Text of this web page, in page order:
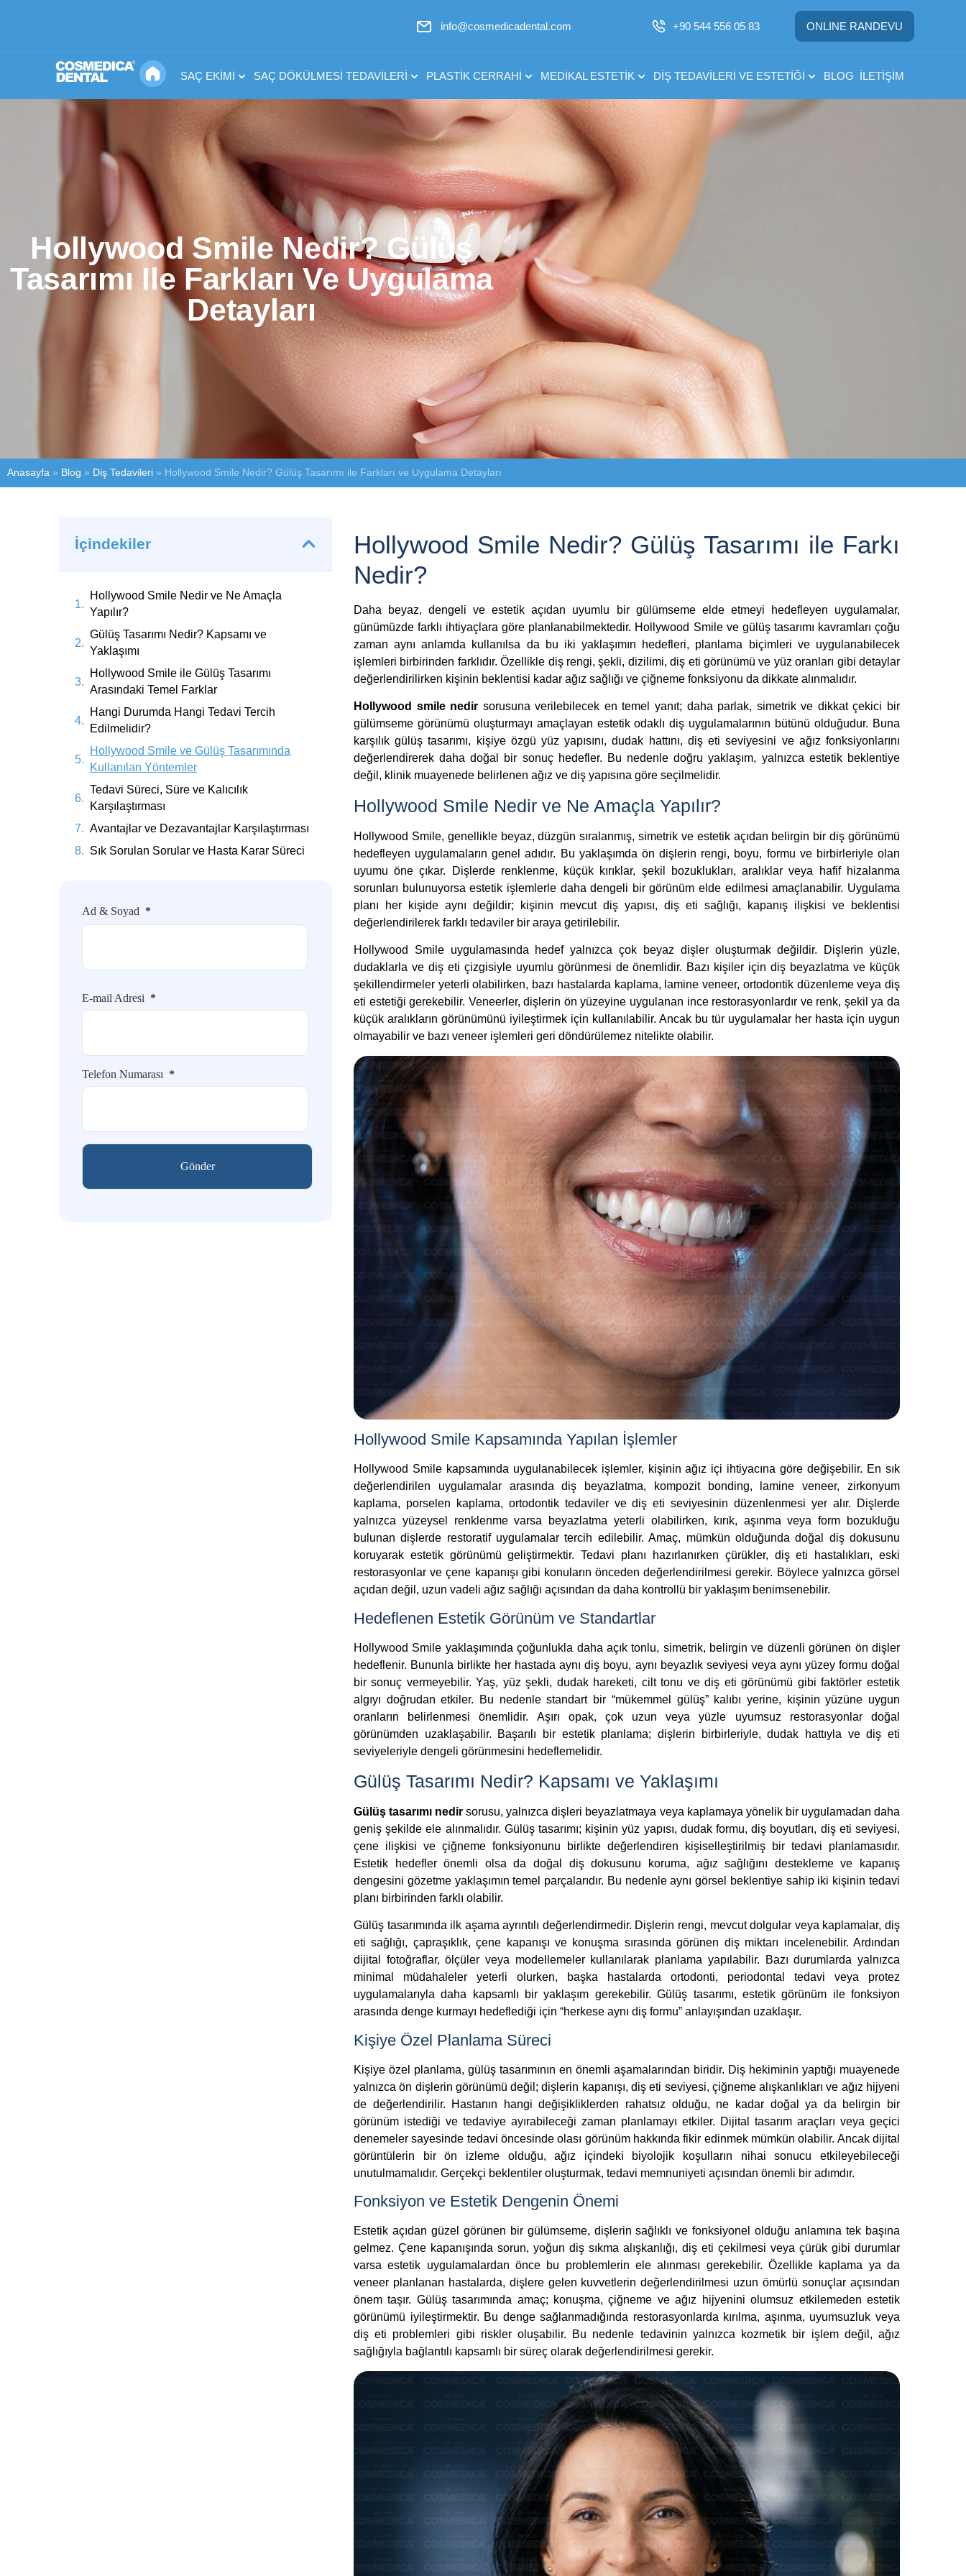
info@cosmedicadental.com +90 544 556 05 83 ONLINE RANDEVU
SAÇ EKIMI SAÇ DÖKÜLMESI TEDAVILERI PLASTIK CERRAHI MEDIKAL ESTETIK DIŞ TEDAVILERI VE ESTETIĞI BLOG İLETIŞIM
Hollywood Smile Nedir? Gülüş
Tasarımı Ile Farkları Ve Uygulama
Detayları
Anasayfa » Blog » Diş Tedavileri » Hollywood Smile Nedir? Gülüş Tasarımı ile Farkları ve Uygulama Detayları
İçindekiler
Hollywood Smile Nedir ve Ne Amaçla
Yapılır?
Gülüş Tasarımı Nedir? Kapsamı ve
Yaklaşımı
Hollywood Smile ile Gülüş Tasarımı
Arasındaki Temel Farklar
Hangi Durumda Hangi Tedavi Tercih
Edilmelidir?
Hollywood Smile ve Gülüş Tasarımında
Kullanılan Yöntemler
Tedavi Süreci, Süre ve Kalıcılık
Karşılaştırması
Avantajlar ve Dezavantajlar Karşılaştırması
Sık Sorulan Sorular ve Hasta Karar Süreci
Ad & Soyad *
E-mail Adresi *
Telefon Numarası *
Hollywood Smile Nedir? Gülüş Tasarımı ile Farkı
Nedir?
Daha beyaz, dengeli ve estetik açıdan uyumlu bir gülümseme elde etmeyi hedefleyen uygulamalar,
günümüzde farklı ihtiyaçlara göre planlanabilmektedir. Hollywood Smile ve gülüş tasarımı kavramları çoğu
zaman aynı anlamda kullanılsa da bu iki yaklaşımın hedefleri, planlama biçimleri ve uygulanabilecek
işlemleri birbirinden farklıdır. Özellikle diş rengi, şekli, dizilimi, diş eti görünümü ve yüz oranları gibi detaylar
değerlendirilirken kişinin beklentisi kadar ağız sağlığı ve çiğneme fonksiyonu da dikkate alınmalıdır.
Hollywood smile nedir sorusuna verilebilecek en temel yanıt; daha parlak, simetrik ve dikkat çekici bir
gülümseme görünümü oluşturmayı amaçlayan estetik odaklı diş uygulamalarının bütünü olduğudur. Buna
karşılık gülüş tasarımı, kişiye özgü yüz yapısını, dudak hattını, diş eti seviyesini ve ağız fonksiyonlarını
değerlendirerek daha doğal bir sonuç hedefler. Bu nedenle doğru yaklaşım, yalnızca estetik beklentiye
değil, klinik muayenede belirlenen ağız ve diş yapısına göre seçilmelidir.
Hollywood Smile Nedir ve Ne Amaçla Yapılır?
Hollywood Smile, genellikle beyaz, düzgün sıralanmış, simetrik ve estetik açıdan belirgin bir diş görünümü
hedefleyen uygulamaların genel adıdır. Bu yaklaşımda ön dişlerin rengi, boyu, formu ve birbirleriyle olan
uyumu öne çıkar. Dişlerde renklenme, küçük kırıklar, şekil bozuklukları, aralıklar veya hafif hizalanma
sorunları bulunuyorsa estetik işlemlerle daha dengeli bir görünüm elde edilmesi amaçlanabilir. Uygulama
planı her kişide aynı değildir; kişinin mevcut diş yapısı, diş eti sağlığı, kapanış ilişkisi ve beklentisi
değerlendirilerek farklı tedaviler bir araya getirilebilir.
Hollywood Smile uygulamasında hedef yalnızca çok beyaz dişler oluşturmak değildir. Dişlerin yüzle,
dudaklarla ve diş eti çizgisiyle uyumlu görünmesi de önemlidir. Bazı kişiler için diş beyazlatma ve küçük
şekillendirmeler yeterli olabilirken, bazı hastalarda kaplama, lamine veneer, ortodontik düzenleme veya diş
eti estetiği gerekebilir. Veneerler, dişlerin ön yüzeyine uygulanan ince restorasyonlardır ve renk, şekil ya da
küçük aralıkların görünümünü iyileştirmek için kullanılabilir. Ancak bu tür uygulamalar her hasta için uygun
olmayabilir ve bazı veneer işlemleri geri döndürülemez nitelikte olabilir.
Hollywood Smile Kapsamında Yapılan İşlemler
Hollywood Smile kapsamında uygulanabilecek işlemler, kişinin ağız içi ihtiyacına göre değişebilir. En sık
değerlendirilen uygulamalar arasında diş beyazlatma, kompozit bonding, lamine veneer, zirkonyum
kaplama, porselen kaplama, ortodontik tedaviler ve diş eti seviyesinin düzenlenmesi yer alır. Dişlerde
yalnızca yüzeysel renklenme varsa beyazlatma yeterli olabilirken, kırık, aşınma veya form bozukluğu
bulunan dişlerde restoratif uygulamalar tercih edilebilir. Amaç, mümkün olduğunda doğal diş dokusunu
koruyarak estetik görünümü geliştirmektir. Tedavi planı hazırlanırken çürükler, diş eti hastalıkları, eski
restorasyonlar ve çene kapanışı gibi konuların önceden değerlendirilmesi gerekir. Böylece yalnızca görsel
açıdan değil, uzun vadeli ağız sağlığı açısından da daha kontrollü bir yaklaşım benimsenebilir.
Hedeflenen Estetik Görünüm ve Standartlar
Hollywood Smile yaklaşımında çoğunlukla daha açık tonlu, simetrik, belirgin ve düzenli görünen ön dişler
hedeflenir. Bununla birlikte her hastada aynı diş boyu, aynı beyazlık seviyesi veya aynı yüzey formu doğal
bir sonuç vermeyebilir. Yaş, yüz şekli, dudak hareketi, cilt tonu ve diş eti görünümü gibi faktörler estetik
algıyı doğrudan etkiler. Bu nedenle standart bir “mükemmel gülüş” kalıbı yerine, kişinin yüzüne uygun
oranların belirlenmesi önemlidir. Aşırı opak, çok uzun veya yüzle uyumsuz restorasyonlar doğal
görünümden uzaklaşabilir. Başarılı bir estetik planlama; dişlerin birbirleriyle, dudak hattıyla ve diş eti
seviyeleriyle dengeli görünmesini hedeflemelidir.
Gülüş Tasarımı Nedir? Kapsamı ve Yaklaşımı
Gülüş tasarımı nedir sorusu, yalnızca dişleri beyazlatmaya veya kaplamaya yönelik bir uygulamadan daha
geniş şekilde ele alınmalıdır. Gülüş tasarımı; kişinin yüz yapısı, dudak formu, diş boyutları, diş eti seviyesi,
çene ilişkisi ve çiğneme fonksiyonunu birlikte değerlendiren kişiselleştirilmiş bir tedavi planlamasıdır.
Estetik hedefler önemli olsa da doğal diş dokusunu koruma, ağız sağlığını destekleme ve kapanış
dengesini gözetme yaklaşımın temel parçalarıdır. Bu nedenle aynı görsel beklentiye sahip iki kişinin tedavi
planı birbirinden farklı olabilir.
Gülüş tasarımında ilk aşama ayrıntılı değerlendirmedir. Dişlerin rengi, mevcut dolgular veya kaplamalar, diş
eti sağlığı, çapraşıklık, çene kapanışı ve konuşma sırasında görünen diş miktarı incelenebilir. Ardından
dijital fotoğraflar, ölçüler veya modellemeler kullanılarak planlama yapılabilir. Bazı durumlarda yalnızca
minimal müdahaleler yeterli olurken, başka hastalarda ortodonti, periodontal tedavi veya protez
uygulamalarıyla daha kapsamlı bir yaklaşım gerekebilir. Gülüş tasarımı, estetik görünüm ile fonksiyon
arasında denge kurmayı hedeflediği için “herkese aynı diş formu” anlayışından uzaklaşır.
Kişiye Özel Planlama Süreci
Kişiye özel planlama, gülüş tasarımının en önemli aşamalarından biridir. Diş hekiminin yaptığı muayenede
yalnızca ön dişlerin görünümü değil; dişlerin kapanışı, diş eti seviyesi, çiğneme alışkanlıkları ve ağız hijyeni
de değerlendirilir. Hastanın hangi değişikliklerden rahatsız olduğu, ne kadar doğal ya da belirgin bir
görünüm istediği ve tedaviye ayırabileceği zaman planlamayı etkiler. Dijital tasarım araçları veya geçici
denemeler sayesinde tedavi öncesinde olası görünüm hakkında fikir edinmek mümkün olabilir. Ancak dijital
görüntülerin bir ön izleme olduğu, ağız içindeki biyolojik koşulların nihai sonucu etkileyebileceği
unutulmamalıdır. Gerçekçi beklentiler oluşturmak, tedavi memnuniyeti açısından önemli bir adımdır.
Fonksiyon ve Estetik Dengenin Önemi
Estetik açıdan güzel görünen bir gülümseme, dişlerin sağlıklı ve fonksiyonel olduğu anlamına tek başına
gelmez. Çene kapanışında sorun, yoğun diş sıkma alışkanlığı, diş eti çekilmesi veya çürük gibi durumlar
varsa estetik uygulamalardan önce bu problemlerin ele alınması gerekebilir. Özellikle kaplama ya da
veneer planlanan hastalarda, dişlere gelen kuvvetlerin değerlendirilmesi uzun ömürlü sonuçlar açısından
önem taşır. Gülüş tasarımında amaç; konuşma, çiğneme ve ağız hijyenini olumsuz etkilemeden estetik
görünümü iyileştirmektir. Bu denge sağlanmadığında restorasyonlarda kırılma, aşınma, uyumsuzluk veya
diş eti problemleri gibi riskler oluşabilir. Bu nedenle tedavinin yalnızca kozmetik bir işlem değil, ağız
sağlığıyla bağlantılı kapsamlı bir süreç olarak değerlendirilmesi gerekir.